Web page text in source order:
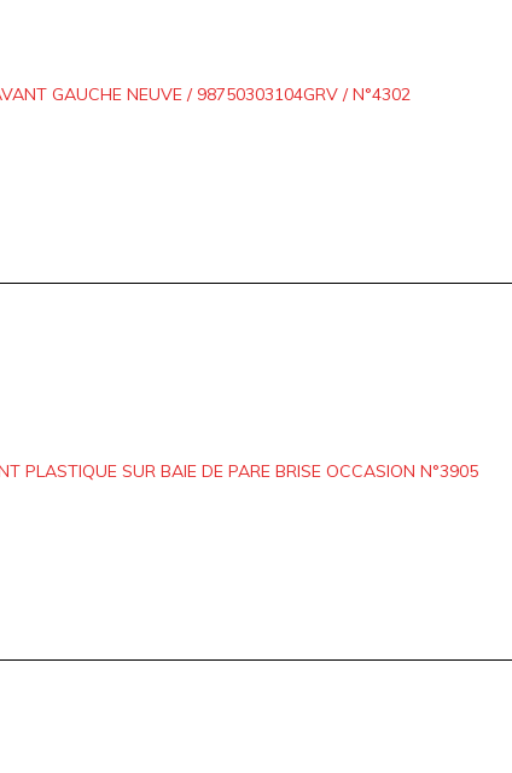
GAUCHE NEUVE / 98750303104GRV / N°4302
PLASTIQUE SUR BAIE DE PARE BRISE OCCASION N°3905